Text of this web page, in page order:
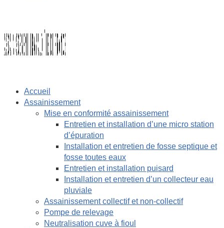
Accueil
Assainissement
Mise en conformité assainissement
Entretien et installation d’une micro station
d’épuration
Installation et entretien de fosse septique et
fosse toutes eaux
Entretien et installation puisard
Installation et entretien d’un collecteur eau
pluviale
Assainissement collectif et non-collectif
Pompe de relevage
Neutralisation cuve à fioul